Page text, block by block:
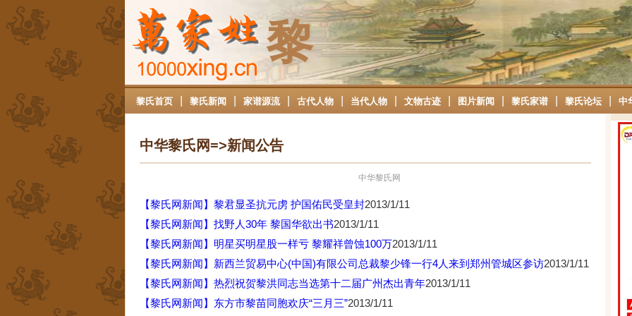
黎
黎氏首页 黎氏新闻 家谱源流 古代人物 当代人物 文物古迹 图片新闻 黎氏家谱 黎氏论坛 中
中华黎氏网=>新闻公告
中华黎氏网
【黎氏网新闻】黎君显圣抗元虏 护国佑民受皇封2013/1/11
【黎氏网新闻】找野人30年 黎国华欲出书2013/1/11
【黎氏网新闻】明星买明星股一样亏 黎耀祥曾蚀100万2013/1/11
【黎氏网新闻】新西兰贸易中心(中国)有限公司总裁黎少锋一行4人来到郑州管城区参访2013/1/11
【黎氏网新闻】热烈祝贺黎洪同志当选第十二届广州杰出青年2013/1/11
【黎氏网新闻】东方市黎苗同胞欢庆“三月三”2013/1/11